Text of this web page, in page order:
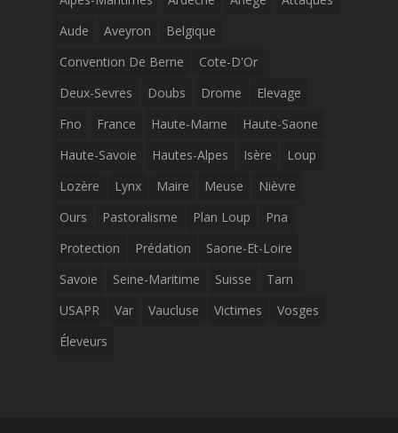
Aude
Aveyron
Belgique
Convention De Berne
Cote-D'Or
Deux-Sevres
Doubs Drome
Elevage
Fno
France Haute-Marne
Haute-Saone
Haute-Savoie
Hautes-Alpes Isère
Loup
Lozère
Lynx Maire Meuse
Nièvre
Ours
Pastoralisme Plan Loup
Pna
Protection
Prédation
Saone-Et-Loire
Savoie
Seine-Maritime Suisse
Tarn
USAPR
Var Vaucluse Victimes
Vosges
Éleveurs